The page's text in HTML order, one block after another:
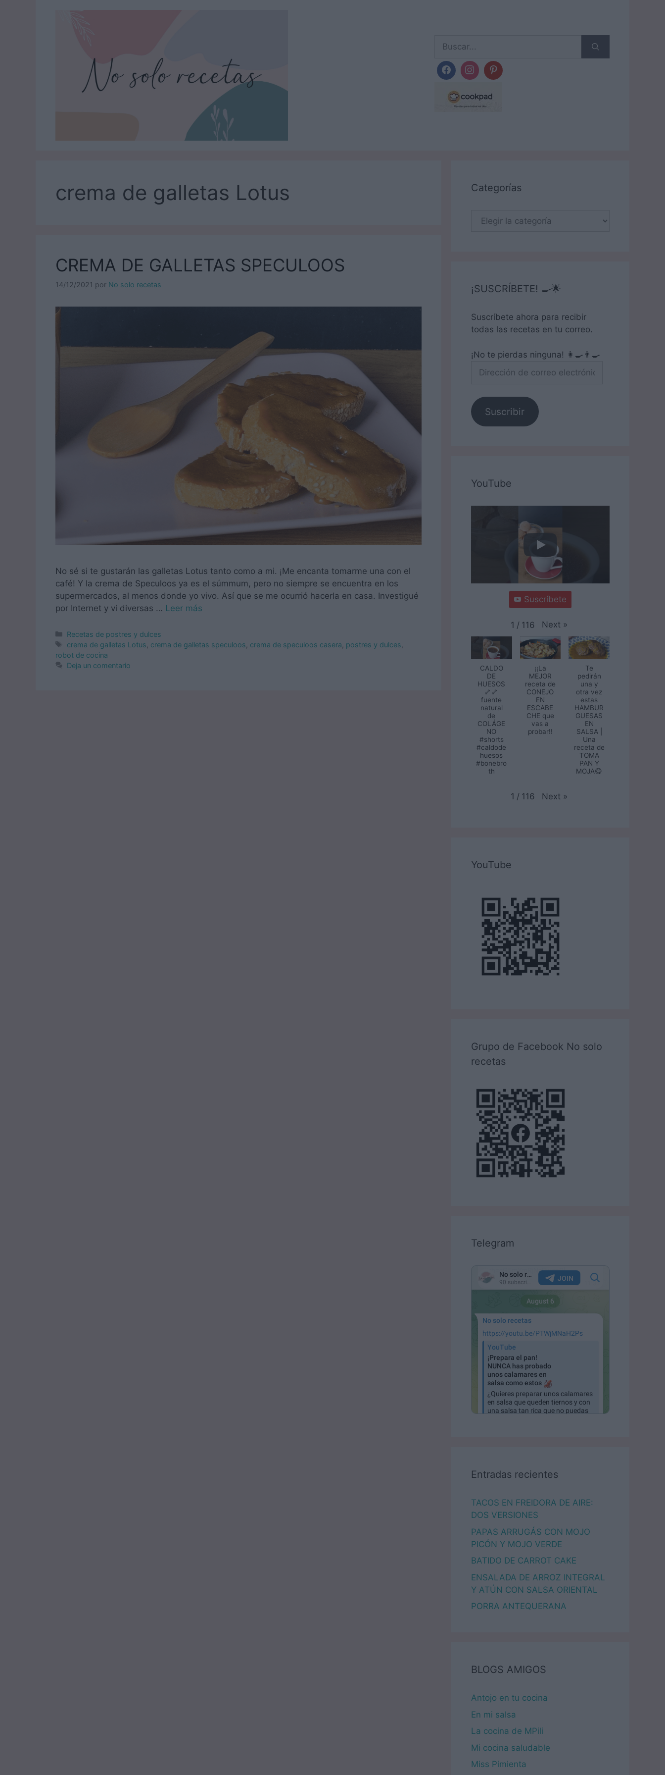
crema de galletas Lotus
CREMA DE GALLETAS SPECULOOS
14/12/2021 por No solo recetas
No sé si te gustarán las galletas Lotus tanto como a mi. ¡Me encanta tomarme una con el
café! Y la crema de Speculoos ya es el súmmum, pero no siempre se encuentra en los
supermercados, al menos donde yo vivo. Así que se me ocurrió hacerla en casa. Investigué
por Internet y vi diversas … Leer más
Categorías
Recetas de postres y dulces
Etiquetas
crema de galletas Lotus crema de galletas speculoos crema de speculoos casera postres y dulces
robot de cocina
Deja un comentario
Categorías
Categorías
¡SUSCRÍBETE! 🍳🌟
Suscríbete ahora para recibir
todas las recetas en tu correo.
¡No te pierdas ninguna! 👩‍🍳👨‍🍳
de
electrónico
Suscribir
YouTube
Suscríbete
1 / 116 Next »
CALDO
DE
HUESOS
🦴🦴
fuente
natural
de
COLÁGE
NO
#shorts
#caldode
huesos
#bonebro
th
¡¡La
MEJOR
receta de
CONEJO
EN
ESCABE
CHE que
vas a
probar!!
Te
pedirán
una y
otra vez
estas
HAMBUR
GUESAS
EN
SALSA |
Una
receta de
TOMA
PAN Y
MOJA😋
1 / 116 Next »
YouTube
Grupo de Facebook No solo
recetas
Telegram
Entradas recientes
TACOS EN FREIDORA DE AIRE:
DOS VERSIONES
PAPAS ARRUGÁS CON MOJO
PICÓN Y MOJO VERDE
BATIDO DE CARROT CAKE
ENSALADA DE ARROZ INTEGRAL
Y ATÚN CON SALSA ORIENTAL
PORRA ANTEQUERANA
BLOGS AMIGOS
Antojo en tu cocina
En mi salsa
La cocina de MPili
Mi cocina saludable
Miss Pimienta